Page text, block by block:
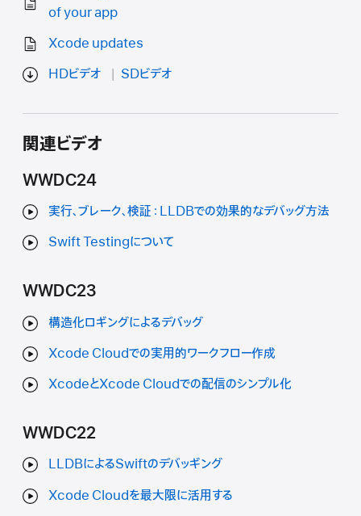
of your app
Xcode updates
HDビデオ
SDビデオ
関連ビデオ
WWDC24
実行、ブレーク、検証：LLDBでの効果的なデバッグ方法
Swift Testingについて
WWDC23
構造化ロギングによるデバッグ
Xcode Cloudでの実用的ワークフロー作成
XcodeとXcode Cloudでの配信のシンプル化
WWDC22
LLDBによるSwiftのデバッギング
Xcode Cloudを最大限に活用する